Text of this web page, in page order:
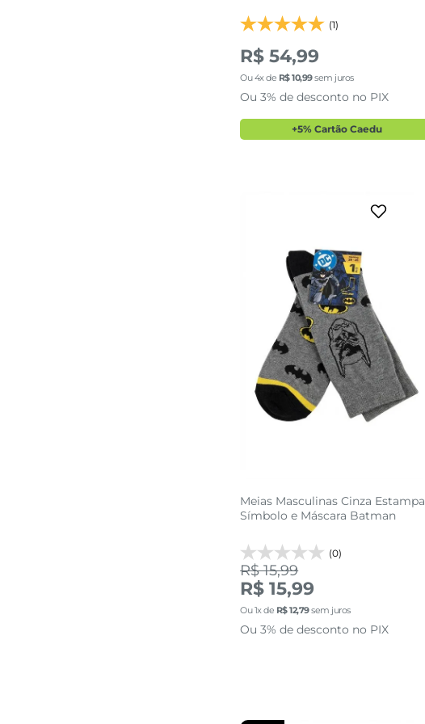
(1)
R$ 54,99
Ou4x de R$10,99sem juros
Ou 3% de desconto no PIX
+5% Cartão Caedu
39 AO 43
adicionar a sacola
Meias Masculinas Cinza Estampa
Símbolo e Máscara Batman
(0)
R$ 15,99
R$ 15,99
Ou1x de R$12,79sem juros
Ou 3% de desconto no PIX
39 AO 43